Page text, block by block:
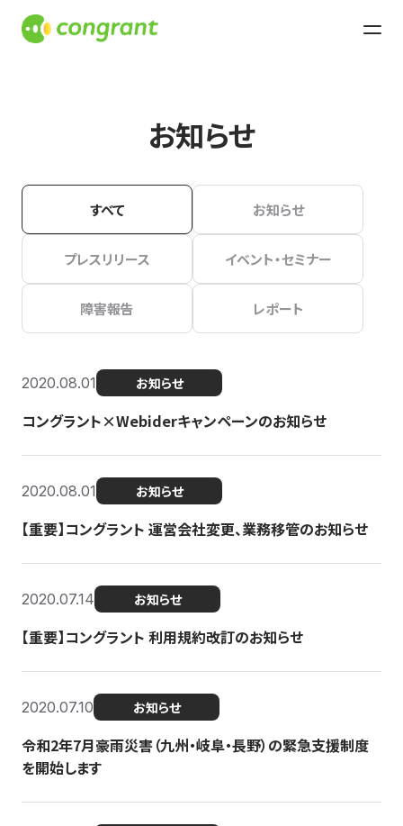
お知らせ
すべて お知らせ
プレスリリース イベント・セミナー
障害報告 レポート
2020.08.01 お知らせ
コングラント×Webiderキャンペーンのお知らせ
2020.08.01 お知らせ
【重要】コングラント 運営会社変更、業務移管のお知らせ
2020.07.14 お知らせ
【重要】コングラント 利用規約改訂のお知らせ
2020.07.10 お知らせ
令和2年7月豪雨災害（九州・岐阜・長野）の緊急支援制度
を開始します